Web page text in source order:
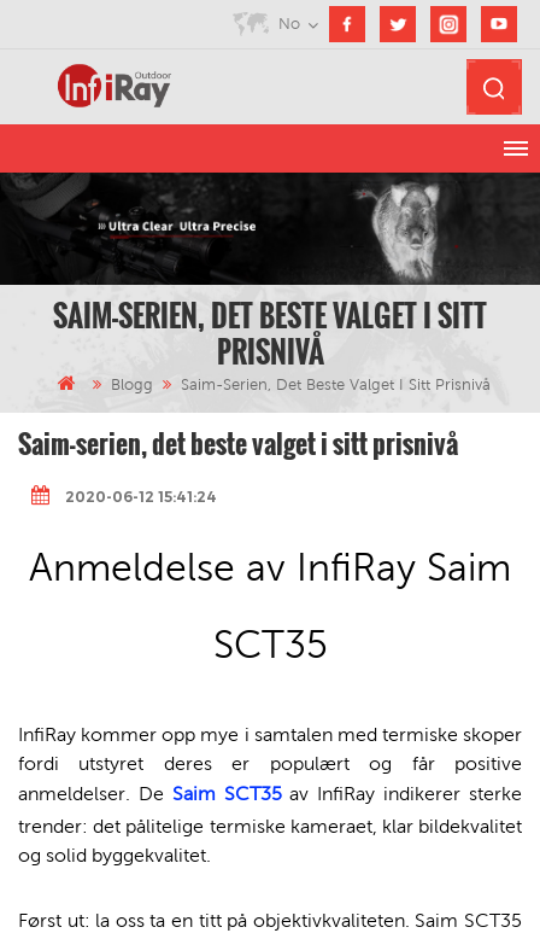
No
SAIM-SERIEN, DET BESTE VALGET I SITT
PRISNIVÅ
Blogg Saim-Serien, Det Beste Valget I Sitt Prisnivå
Saim-serien, det beste valget i sitt prisnivå
2020-06-12 15:41:24
Anmeldelse av InfiRay Saim
SCT35
InfiRay kommer opp mye i samtalen med termiske skoper
fordi utstyret deres er populært og får positive
anmeldelser. De Saim SCT35 av InfiRay indikerer sterke
trender: det pålitelige termiske kameraet, klar bildekvalitet
og solid byggekvalitet.
Først ut: la oss ta en titt på objektivkvaliteten. Saim SCT35